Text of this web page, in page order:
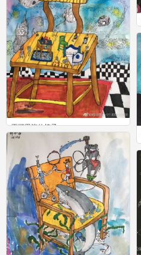
不可思议的椅子